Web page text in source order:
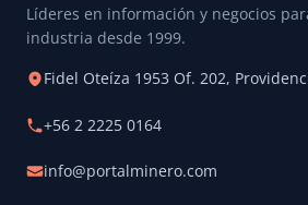
Líderes en información y negocios
industria desde 1999.
Fidel Oteíza 1953 Of. 202,
+56 2 2225 0164
info@portalminero.com